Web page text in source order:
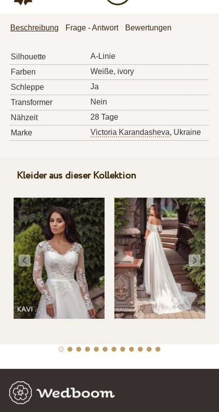
Beschreibung Frage - Antwort Bewertungen
Silhouette
A-Linie
Farben
Weiße, ivory
Schleppe
Ja
Transformer
Nein
Nähzeit
28 Tage
Marke
Victoria Karandasheva, Ukraine
Kleider aus dieser Kollektion